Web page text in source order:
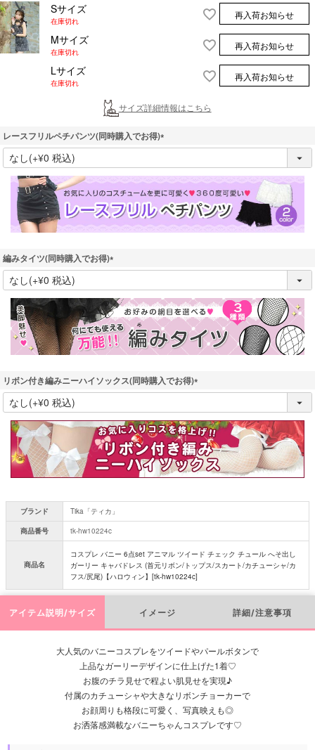
Sサイズ
在庫切れ
再入荷お知らせ
Mサイズ
在庫切れ
再入荷お知らせ
Lサイズ
在庫切れ
再入荷お知らせ
サイズ詳細情報はこちら
レースフリルペチパンツ(同時購入でお得)
(
必
須
)
編みタイツ(同時購入でお得)
(
必
須
)
リボン付き編みニーハイソックス(同時購入でお得)
(
必
須
)
ブランド
Tika「ティカ」
商品番号
tk-hw10224c
商品名
コスプレ バニー 6点set アニマル ツイード チェック チュール へそ出し
ガーリー キャバドレス (首元リボン/トップス/スカート/カチューシャ/カ
フス/尻尾)【ハロウィン】[tk-hw10224c]
アイテム説明/サイズ イメージ 詳細/注意事項
大人気のバニーコスプレをツイードやパールボタンで
上品なガーリーデザインに仕上げた1着♡
お腹のチラ見せで程よい肌見せを実現♪
付属のカチューシャや大きなリボンチョーカーで
お顔周りも格段に可愛く、写真映えも◎
お洒落感満載なバニーちゃんコスプレです♡